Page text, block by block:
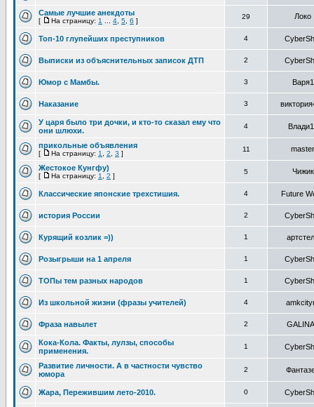
Самые лучшие анекдоты
[ На страницу: 1 4 5 6 ]
29 Локо
Топ-10 глупейших преступников 4
Выписки из объяснительных записок ДТП 2
Юмор с Мамбы. 3 Варя1
Наказание 3
У царя было три дочки, и кто-то сказал ему что
они шлюхи.
4
прикольные объявления
[ На страницу: 1 2 3 ]
11 master
Жестокое Кунгфу)
[ На страницу: 1 2 ]
5 Чижик
Классические японские трехстишия. 4 Future
история России 2
Курящий козлик =)) 1
Розыгрыши на 1 апреля 1
ТОПы тем разных народов 1
Из школьной жизни (фразы учителей) 4
Фраза навылет 2
Кока-Кола. Факты, лулзы, способы
применения.
1
Развитие личности. А в частности чувство
юмора
2
Жара, Пережившим лето-2010. 0